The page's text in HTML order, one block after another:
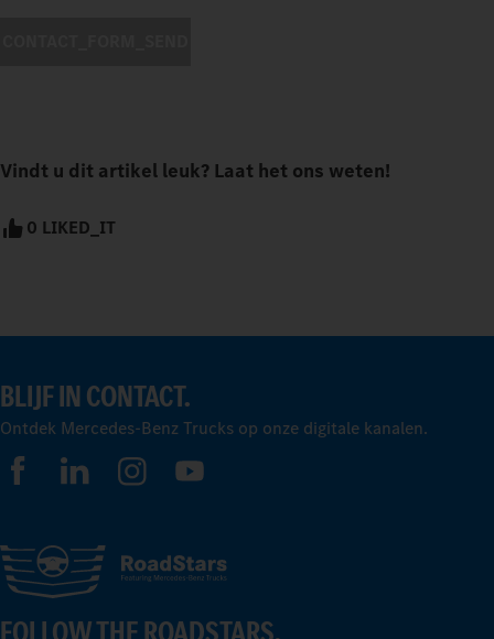
Vindt u dit artikel leuk? Laat het ons weten!
0 LIKED_IT
BLIJF IN CONTACT.
Ontdek Mercedes-Benz Trucks op onze digitale kanalen.